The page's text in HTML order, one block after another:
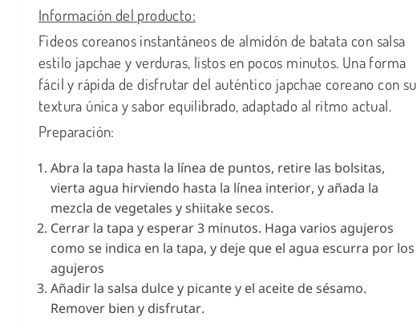
Información del producto:
Fideos coreanos instantáneos de almidón de batata con salsa
estilo japchae y verduras, listos en pocos minutos. Una forma
fácil y rápida de disfrutar del auténtico japchae coreano con su
textura única y sabor equilibrado, adaptado al ritmo actual.
Preparación:
Abra la tapa hasta la línea de puntos, retire las bolsitas,
vierta agua hirviendo hasta la línea interior, y añada la
mezcla de vegetales y shiitake secos.
Cerrar la tapa y esperar 3 minutos. Haga varios agujeros
como se indica en la tapa, y deje que el agua escurra por los
agujeros
Añadir la salsa dulce y picante y el aceite de sésamo.
Remover bien y disfrutar.